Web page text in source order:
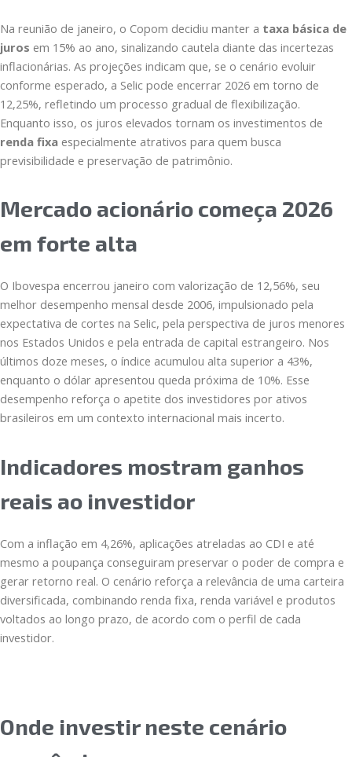
Na reunião de janeiro, o Copom decidiu manter a taxa básica de
juros em 15% ao ano, sinalizando cautela diante das incertezas
inflacionárias. As projeções indicam que, se o cenário evoluir
conforme esperado, a Selic pode encerrar 2026 em torno de
12,25%, refletindo um processo gradual de flexibilização.
Enquanto isso, os juros elevados tornam os investimentos de
renda fixa especialmente atrativos para quem busca
previsibilidade e preservação de patrimônio.
Mercado acionário começa 2026
em forte alta
O Ibovespa encerrou janeiro com valorização de 12,56%, seu
melhor desempenho mensal desde 2006, impulsionado pela
expectativa de cortes na Selic, pela perspectiva de juros menores
nos Estados Unidos e pela entrada de capital estrangeiro. Nos
últimos doze meses, o índice acumulou alta superior a 43%,
enquanto o dólar apresentou queda próxima de 10%. Esse
desempenho reforça o apetite dos investidores por ativos
brasileiros em um contexto internacional mais incerto.
Indicadores mostram ganhos
reais ao investidor
Com a inflação em 4,26%, aplicações atreladas ao CDI e até
mesmo a poupança conseguiram preservar o poder de compra e
gerar retorno real. O cenário reforça a relevância de uma carteira
diversificada, combinando renda fixa, renda variável e produtos
voltados ao longo prazo, de acordo com o perfil de cada
investidor.
Onde investir neste cenário